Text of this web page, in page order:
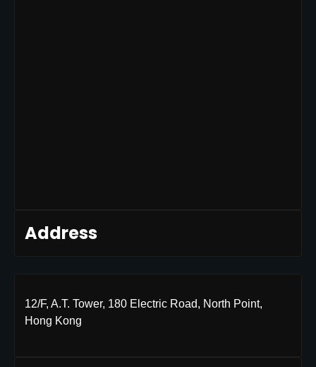
Address
12/F, A.T. Tower, 180 Electric Road, North Point,
Hong Kong